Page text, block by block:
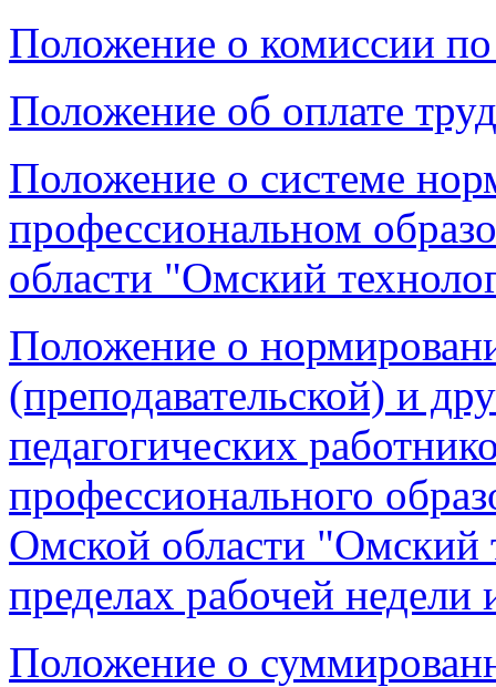
Положение о комиссии
Положение об оплате
Положение о системе
профессиональном
области "Омский
Положение о
(преподавательской) и
педагогических
профессионального
Омской области "Омский
пределах рабочей недели
Положение о